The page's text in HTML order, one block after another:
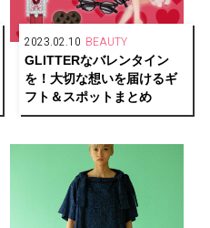
2023.02.10 BEAUTY
GLITTERなバレンタイン
を！大切な想いを届けるギ
フト＆スポットまとめ